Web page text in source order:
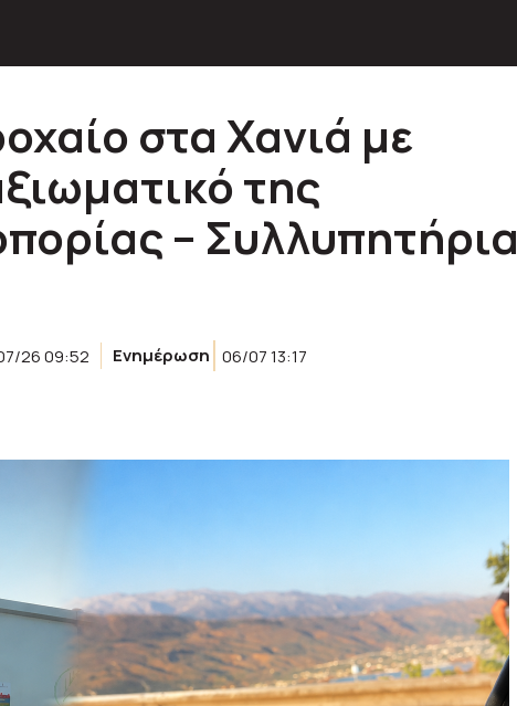
στα Χανιά με
της
– Συλλυπητήρια
26 09:52 Ενημέρωση 06/07 13:17